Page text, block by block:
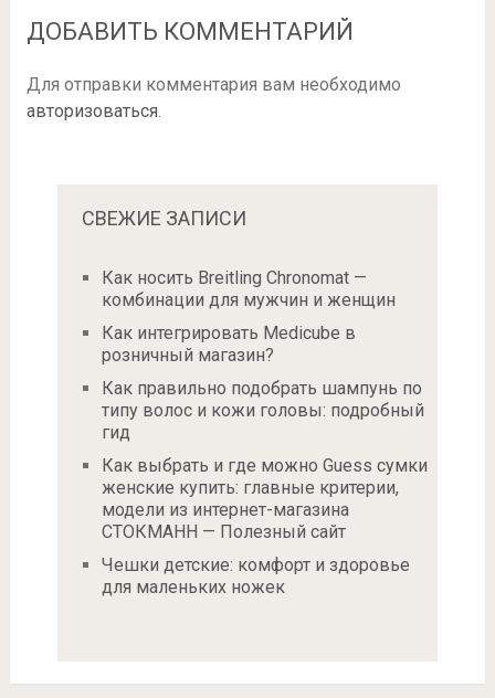
ДОБАВИТЬ КОММЕНТАРИЙ
Для отправки комментария вам необходимо
авторизоваться.
СВЕЖИЕ ЗАПИСИ
Как носить Breitling Chronomat —
комбинации для мужчин и женщин
Как интегрировать Medicube в
розничный магазин?
Как правильно подобрать шампунь по
типу волос и кожи головы: подробный
гид
Как выбрать и где можно Guess сумки
женские купить: главные критерии,
модели из интернет-магазина
СТОКМАНН — Полезный сайт
Чешки детские: комфорт и здоровье
для маленьких ножек